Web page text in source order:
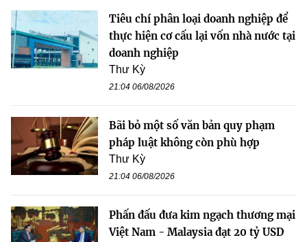
Tiêu chí phân loại doanh nghiệp để
thực hiện cơ cấu lại vốn nhà nước tại
doanh nghiệp
Thư Kỳ
21:04 06/08/2026
Bãi bỏ một số văn bản quy phạm
pháp luật không còn phù hợp
Thư Kỳ
21:04 06/08/2026
Phấn đấu đưa kim ngạch thương mại
Việt Nam - Malaysia đạt 20 tỷ USD